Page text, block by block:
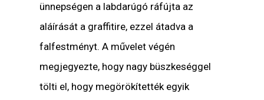
ünnepségen a labdarúgó ráfújta az
aláírását a graffitire, ezzel átadva a
falfestményt. A művelet végén
megjegyezte, hogy nagy büszkeséggel
tölti el, hogy megörökítették egyik